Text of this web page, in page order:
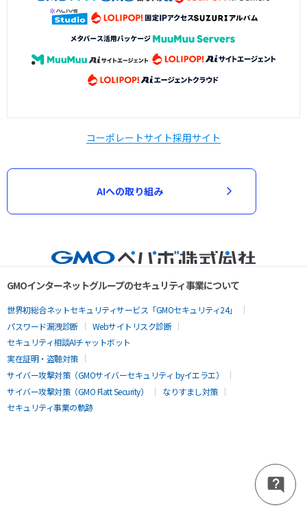
コーポレートサイト採用サイト
AIへの取り組み
GMOインターネットグループのセキュリティ事業について
世界初総合ネットセキュリティサービス「GMOセキュリティ24」
パスワード漏洩診断
Webサイトリスク診断
セキュリティ相談AIチャットボット
実在証明・盗聴対策
サイバー攻撃対策（GMOサイバーセキュリティ byイエラエ）
サイバー攻撃対策（GMO Flatt Security）
なりすまし対策
セキュリティ事業の軌跡